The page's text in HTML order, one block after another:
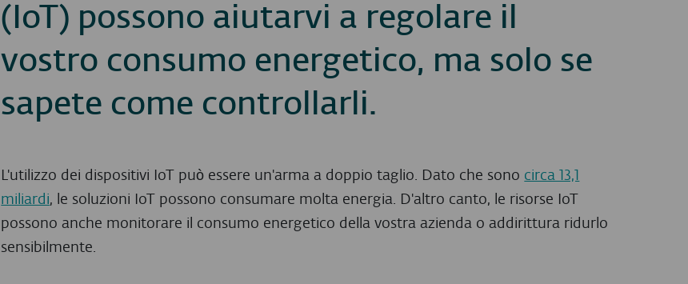
(IoT) possono aiutarvi a regolare il
vostro consumo energetico, ma solo se
sapete come controllarli.
L'utilizzo dei dispositivi IoT può essere un'arma a doppio taglio. Dato che sono circa 13,1
miliardi, le soluzioni IoT possono consumare molta energia. D'altro canto, le risorse IoT
possono anche monitorare il consumo energetico della vostra azienda o addirittura ridurlo
sensibilmente.